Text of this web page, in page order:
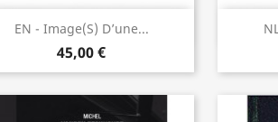
EN - Image(s) D’une...
45,00 €
 Aperçu rapide